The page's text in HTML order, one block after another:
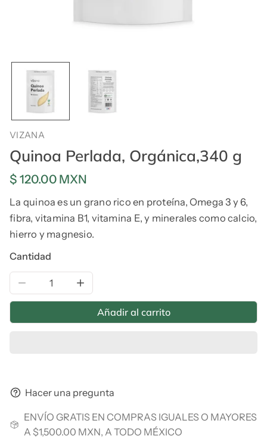
VIZANA
Quinoa Perlada, Orgánica,340 g
Precio
regular
$ 120.00 MXN
La quinoa es un grano rico en proteína, Omega 3 y 6,
fibra, vitamina B1, vitamina E, y minerales como calcio,
hierro y magnesio.
Cantidad
Reducir la cantidad de Quinoa Perlada, Orgánica,340
Aumentar la cantidad de Quinoa
Añadir al carrito
Hacer una pregunta
ENVÍO GRATIS EN COMPRAS IGUALES O MAYORES
A $1,500.00 MXN, A TODO MÉXICO